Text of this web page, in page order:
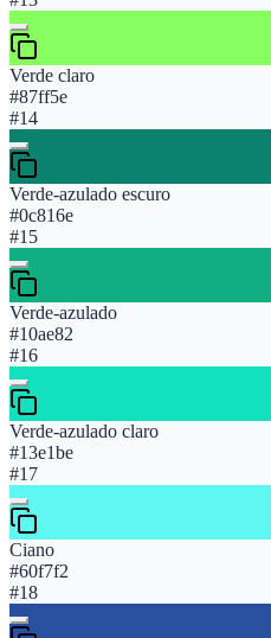
Verde claro
#87ff5e
#14
Verde-azulado escuro
#0c816e
#15
Verde-azulado
#10ae82
#16
Verde-azulado claro
#13e1be
#17
Ciano
#60f7f2
#18